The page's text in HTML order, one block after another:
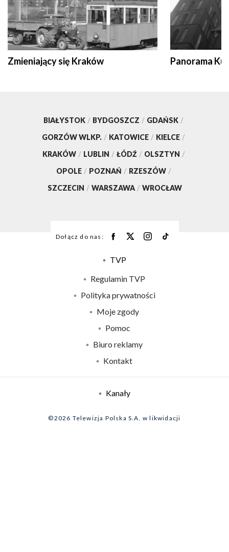
Zmieniający się Kraków Panorama
BIAŁYSTOK / BYDGOSZCZ / GDAŃSK /
GORZÓW WLKP. / KATOWICE / KIELCE /
KRAKÓW / LUBLIN / ŁÓDŹ / OLSZTYN /
OPOLE / POZNAŃ / RZESZÓW /
SZCZECIN / WARSZAWA / WROCŁAW
Dołącz do nas:
TVP
Centrum informacji TVP
Naziemna Telewizja Cyfrowa
System NOS
Biuro Reklamy
Regulamin TVP
Polityka prywatności
Moje zgody
Pomoc
Biuro reklamy
Kontakt
Kanały
©2026 Telewizja Polska S.A. w likwidacji